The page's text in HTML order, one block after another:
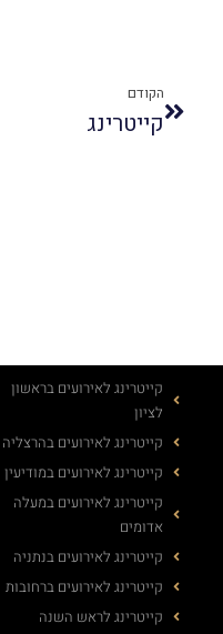
הקודם
קייטרינג
קייטרינג לאירועים בראשון
לציון
קייטרינג לאירועים בהרצליה
קייטרינג לאירועים במודיעין
קייטרינג לאירועים במעלה
אדומים
קייטרינג לאירועים בנתניה
קייטרינג לאירועים ברחובות
קייטרינג לראש השנה